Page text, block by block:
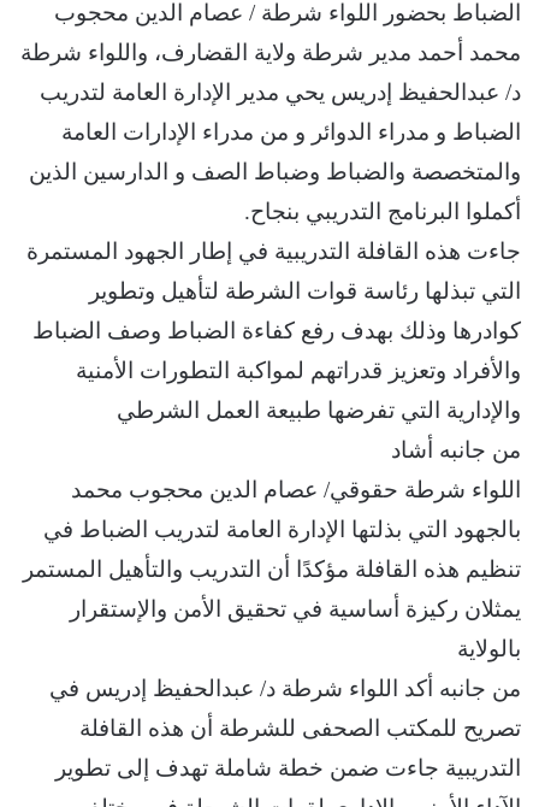
الضباط بحضور اللواء شرطة / عصام الدين محجوب
محمد أحمد مدير شرطة ولاية القضارف، واللواء شرطة
د/ عبدالحفيظ إدريس يحي مدير الإدارة العامة لتدريب
الضباط و مدراء الدوائر و من مدراء الإدارات العامة
والمتخصصة والضباط وضباط الصف و الدارسين الذين
أكملوا البرنامج التدريبي بنجاح.
جاءت هذه القافلة التدريبية في إطار الجهود المستمرة
التي تبذلها رئاسة قوات الشرطة لتأهيل وتطوير
كوادرها وذلك بهدف رفع كفاءة الضباط وصف الضباط
والأفراد وتعزيز قدراتهم لمواكبة التطورات الأمنية
والإدارية التي تفرضها طبيعة العمل الشرطي
من جانبه أشاد
اللواء شرطة حقوقي/ عصام الدين محجوب محمد
بالجهود التي بذلتها الإدارة العامة لتدريب الضباط في
تنظيم هذه القافلة مؤكدًا أن التدريب والتأهيل المستمر
يمثلان ركيزة أساسية في تحقيق الأمن والإستقرار
بالولاية
من جانبه أكد اللواء شرطة د/ عبدالحفيظ إدريس في
تصريح للمكتب الصحفى للشرطة أن هذه القافلة
التدريبية جاءت ضمن خطة شاملة تهدف إلى تطوير